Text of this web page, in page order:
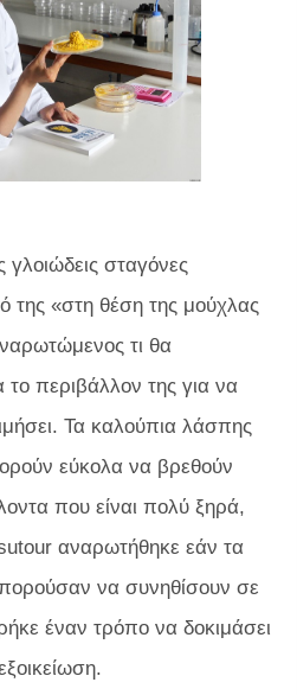
γλοιώδεις σταγόνες
της «στη θέση της μούχλας
τι θα
το περιβάλλον της για να
Τα καλούπια λάσπης
εύκολα να βρεθούν
που είναι πολύ ξηρά,
αναρωτήθηκε εάν τα
να συνηθίσουν σε
έναν τρόπο να δοκιμάσει